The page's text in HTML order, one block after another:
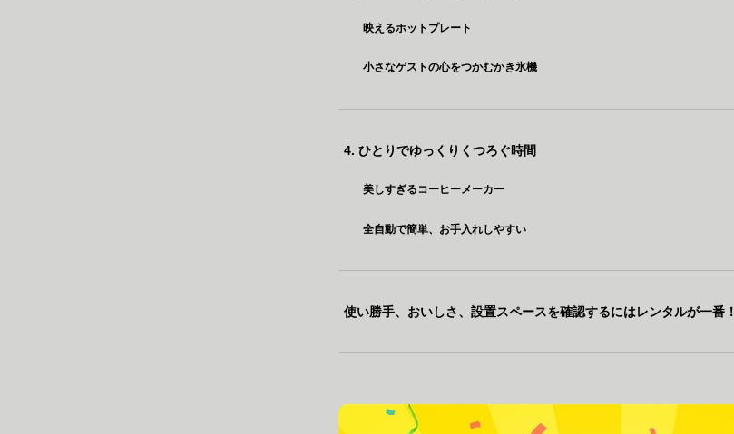
映えるホットプレート
小さなゲストの心をつかむかき氷機
4. ひとりでゆっくりくつろぐ時間
美しすぎるコーヒーメーカー
全自動で簡単、お手入れしやすい
使い勝手、おいしさ、設置スペースを確認するにはレンタルが一番！